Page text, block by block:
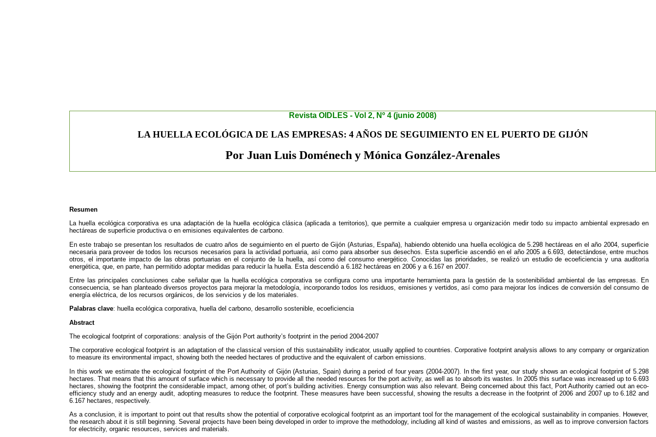
Revista OIDLES - Vol 2, Nº 4 (junio 2008)
LA HUELLA ECOLÓGICA DE LAS EMPRESAS: 4 AÑOS DE SEGUIMIENTO EN EL PUERTO DE GIJÓN
Por Juan Luis Doménech y Mónica González-Arenales
Resumen
La huella ecológica corporativa es una adaptación de la huella ecológica clásica (aplicada a territorios), que permite a cualquier empresa u organización medir todo su impacto ambiental expresado en
hectáreas de superficie productiva o en emisiones equivalentes de carbono.
En este trabajo se presentan los resultados de cuatro años de seguimiento en el puerto de Gijón (Asturias, España), habiendo obtenido una huella ecológica de 5.298 hectáreas en el año 2004, superficie
necesaria para proveer de todos los recursos necesarios para la actividad portuaria, así como para absorber sus desechos. Esta superficie ascendió en el año 2005 a 6.693, detectándose, entre muchos
otros, el importante impacto de las obras portuarias en el conjunto de la huella, así como del consumo energético. Conocidas las prioridades, se realizó un estudio de ecoeficiencia y una auditoría
energética, que, en parte, han permitido adoptar medidas para reducir la huella. Esta descendió a 6.182 hectáreas en 2006 y a 6.167 en 2007.
Entre las principales conclusiones cabe señalar que la huella ecológica corporativa se configura como una importante herramienta para la gestión de la sostenibilidad ambiental de las empresas. En
consecuencia, se han planteado diversos proyectos para mejorar la metodología, incorporando todos los residuos, emisiones y vertidos, así como para mejorar los índices de conversión del consumo de
energía eléctrica, de los recursos orgánicos, de los servicios y de los materiales.
Palabras clave: huella ecológica corporativa, huella del carbono, desarrollo sostenible, ecoeficiencia
Abstract
The ecological footprint of corporations: analysis of the Gijón Port authority’s footprint in the period 2004-2007
The corporative ecological footprint is an adaptation of the classical version of this sustainability indicator, usually applied to countries. Corporative footprint analysis allows to any company or organization
to measure its environmental impact, showing both the needed hectares of productive and the equivalent of carbon emissions.
In this work we estimate the ecological footprint of the Port Authority of Gijón (Asturias, Spain) during a period of four years (2004-2007). In the first year, our study shows an ecological footprint of 5.298
hectares. That means that this amount of surface which is necessary to provide all the needed resources for the port activity, as well as to absorb its wastes. In 2005 this surface was increased up to 6.693
hectares, showing the footprint the considerable impact, among other, of port’s building activities. Energy consumption was also relevant. Being concerned about this fact, Port Authority carried out an eco-
efficiency study and an energy audit, adopting measures to reduce the footprint. These measures have been successful, showing the results a decrease in the footprint of 2006 and 2007 up to 6.182 and
6.167 hectares, respectively.
As a conclusion, it is important to point out that results show the potential of corporative ecological footprint as an important tool for the management of the ecological sustainability in companies. However,
the research about it is still beginning. Several projects have been being developed in order to improve the methodology, including all kind of wastes and emissions, as well as to improve conversion factors
for electricity, organic resources, services and materials.